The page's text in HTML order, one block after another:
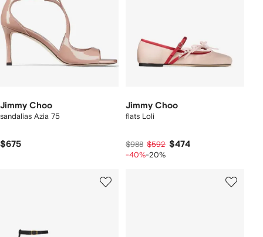
Jimmy Choo
sandalias Azia 75
$675
Jimmy Choo
flats Loli
$988 $592 $474
-40%-20%